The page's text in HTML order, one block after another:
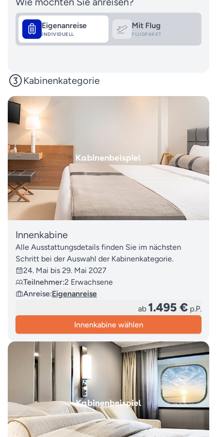
Eigenanreise
INDIVIDUELL
Mit Flug
FLUGPAKET
Kabinenkategorie
Innenkabine
Alle Ausstattungsdetails finden Sie im nächsten
Schritt bei der Auswahl der Kabinenkategorie.
24. Mai bis 29. Mai 2027
Teilnehmer:2 Erwachsene
Anreise:Eigenanreise
ab 1.495 € p.P.
Innenkabine wählen